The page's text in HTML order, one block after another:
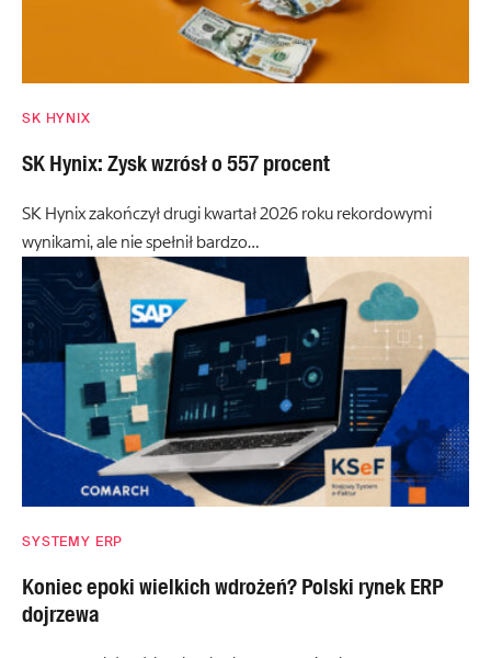
SK HYNIX
SK Hynix: Zysk wzrósł o 557 procent
SK Hynix zakończył drugi kwartał 2026 roku rekordowymi
wynikami, ale nie spełnił bardzo…
SYSTEMY ERP
Koniec epoki wielkich wdrożeń? Polski rynek ERP
dojrzewa